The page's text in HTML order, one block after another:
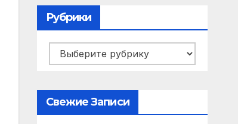
Рубрики
Рубрики
Свежие Записи